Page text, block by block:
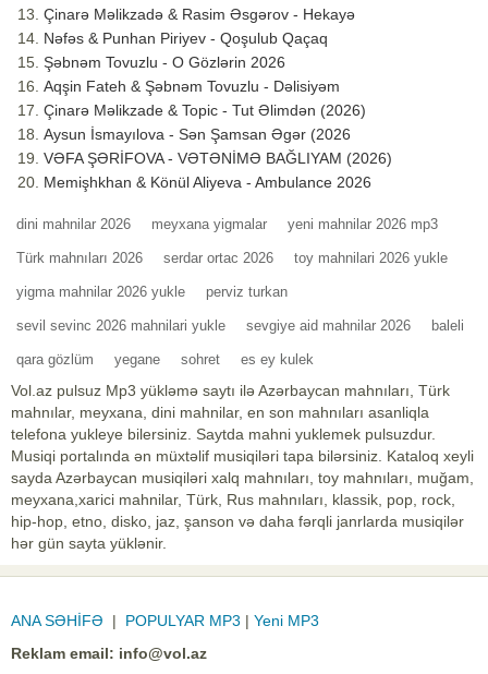
Çinarə Məlikzadə & Rasim Əsgərov - Hekayə
Nəfəs & Punhan Piriyev - Qoşulub Qaçaq
Şəbnəm Tovuzlu - O Gözlərin 2026
Aqşin Fateh & Şəbnəm Tovuzlu - Dəlisiyəm
Çinarə Məlikzade & Topic - Tut Əlimdən (2026)
Aysun İsmayılova - Sən Şamsan Əgər (2026
VƏFA ŞƏRİFOVA - VƏTƏNİMƏ BAĞLIYAM (2026)
Memişhkhan & Könül Aliyeva - Ambulance 2026
dini mahnilar 2026 meyxana yigmalar yeni mahnilar 2026 mp3
Türk mahnıları 2026 serdar ortac 2026 toy mahnilari 2026 yukle
yigma mahnilar 2026 yukle perviz turkan
sevil sevinc 2026 mahnilari yukle sevgiye aid mahnilar 2026 baleli
qara gözlüm yegane sohret es ey kulek
Vol.az pulsuz Mp3 yükləmə saytı ilə Azərbaycan mahnıları, Türk
mahnılar, meyxana, dini mahnilar, en son mahnıları asanliqla
telefona yukleye bilersiniz. Saytda mahni yuklemek pulsuzdur.
Musiqi portalında ən müxtəlif musiqiləri tapa bilərsiniz. Kataloq xeyli
sayda Azərbaycan musiqiləri xalq mahnıları, toy mahnıları, muğam,
meyxana,xarici mahnilar, Türk, Rus mahnıları, klassik, pop, rock,
hip-hop, etno, disko, jaz, şanson və daha fərqli janrlarda musiqilər
hər gün sayta yüklənir.
ANA SƏHİFƏ | POPULYAR MP3 | Yeni MP3
Reklam email: info@vol.az